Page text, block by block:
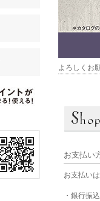
よろしくお
お支払い
お支払い
・銀行振込